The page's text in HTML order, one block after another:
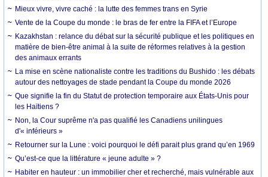
Mieux vivre, vivre caché : la lutte des femmes trans en Syrie
Vente de la Coupe du monde : le bras de fer entre la FIFA et l’Europe
Kazakhstan : relance du débat sur la sécurité publique et les politiques en
matière de bien-être animal à la suite de réformes relatives à la gestion
des animaux errants
La mise en scène nationaliste contre les traditions du Bushido : les débats
autour des nettoyages de stade pendant la Coupe du monde 2026
Que signifie la fin du Statut de protection temporaire aux États-Unis pour
les Haïtiens ?
Non, la Cour suprême n'a pas qualifié les Canadiens unilingues
d'« inférieurs »
Retourner sur la Lune : voici pourquoi le défi parait plus grand qu’en 1969
Qu’est-ce que la littérature « jeune adulte » ?
Habiter en hauteur : un immobilier cher et recherché, mais vulnérable aux